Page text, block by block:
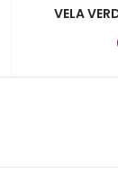
VELA